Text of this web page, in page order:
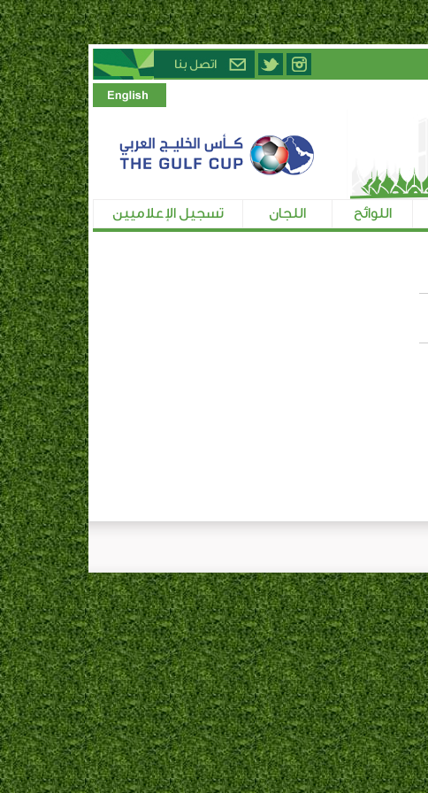
اللوائح اللجان تسجيل الإعلاميين